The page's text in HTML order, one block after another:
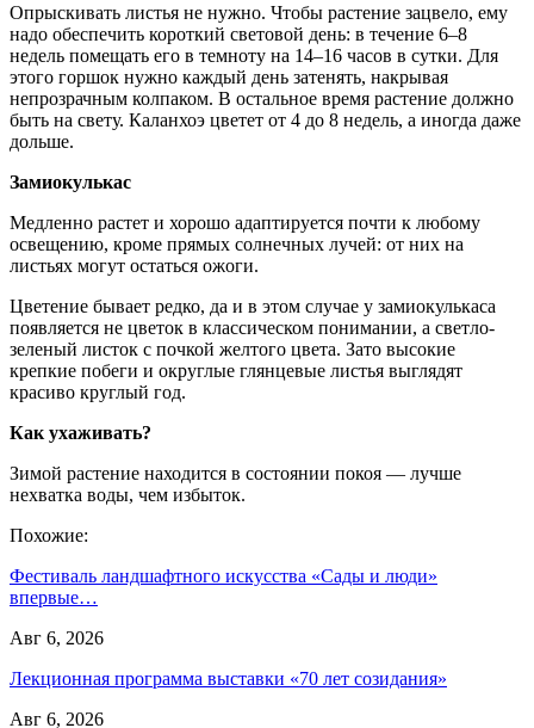
Опрыскивать листья не нужно. Чтобы растение зацвело, ему
надо обеспечить короткий световой день: в течение 6–8
недель помещать его в темноту на 14–16 часов в сутки. Для
этого горшок нужно каждый день затенять, накрывая
непрозрачным колпаком. В остальное время растение должно
быть на свету. Каланхоэ цветет от 4 до 8 недель, а иногда даже
дольше.
Замиокулькас
Медленно растет и хорошо адаптируется почти к любому
освещению, кроме прямых солнечных лучей: от них на
листьях могут остаться ожоги.
Цветение бывает редко, да и в этом случае у замиокулькаса
появляется не цветок в классическом понимании, а светло-
зеленый листок с почкой желтого цвета. Зато высокие
крепкие побеги и округлые глянцевые листья выглядят
красиво круглый год.
Как ухаживать?
Зимой растение находится в состоянии покоя — лучше
нехватка воды, чем избыток.
Похожие:
Фестиваль ландшафтного искусства «Сады и люди»
впервые…
Авг 6, 2026
Лекционная программа выставки «70 лет созидания»
Авг 6, 2026